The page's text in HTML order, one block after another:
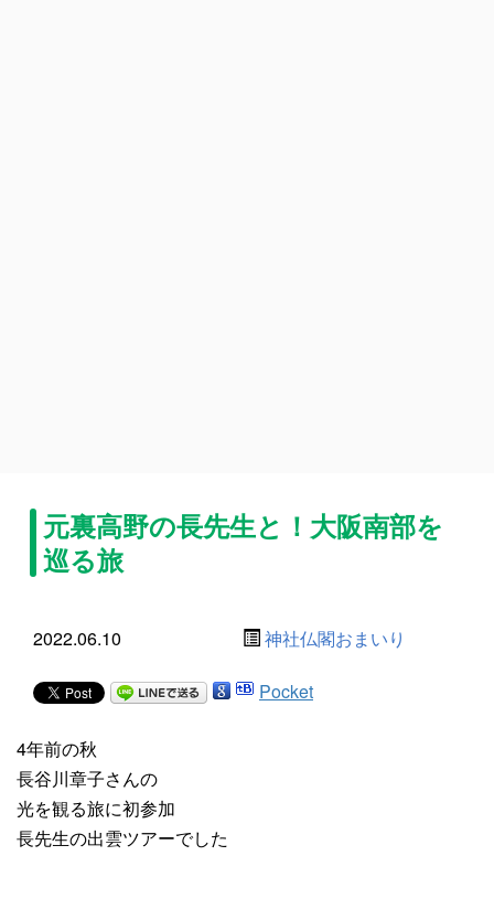
元裏高野の長先生と！大阪南部を
巡る旅
2022.06.10 神社仏閣おまいり
Pocket
4年前の秋
長谷川章子さんの
光を観る旅に初参加
長先生の出雲ツアーでした